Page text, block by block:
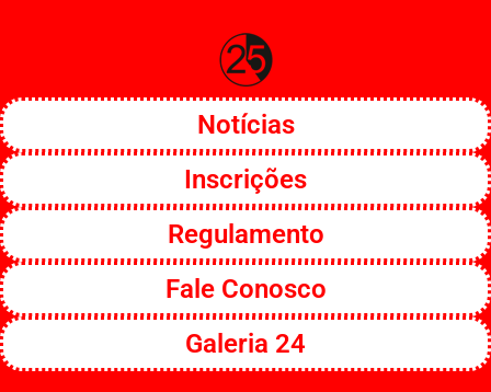
Notícias
Inscrições
Regulamento
Fale Conosco
Galeria 24